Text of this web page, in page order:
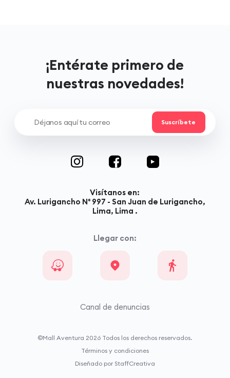
¡Entérate primero de
nuestras novedades!
Visítanos en:
Av. Lurigancho N° 997 - San Juan de Lurigancho,
Lima, Lima .
Llegar con:
Canal de denuncias
©Mall Aventura 2026 Todos los derechos reservados.
Términos y condiciones
Diseñado por StaffCreativa